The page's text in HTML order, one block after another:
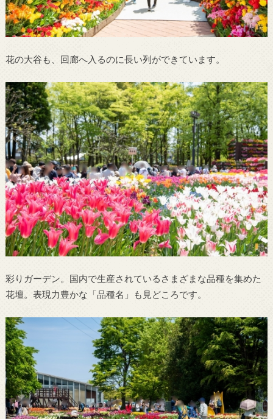
花の大谷も、回廊へ入るのに長い列ができています。
彩りガーデン。国内で生産されているさまざまな品種を集めた
花壇。表現力豊かな「品種名」も見どころです。